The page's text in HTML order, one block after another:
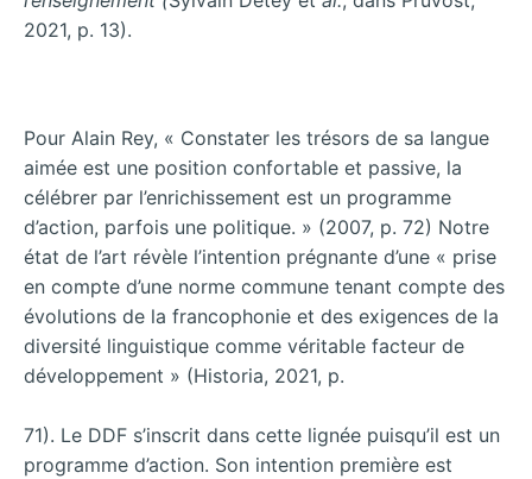
2021, p. 13).
Pour Alain Rey, « Constater les trésors de sa langue
aimée est une position confortable et passive, la
célébrer par l’enrichissement est un programme
d’action, parfois une politique. » (2007, p. 72) Notre
état de l’art révèle l’intention prégnante d’une « prise
en compte d’une norme commune tenant compte des
évolutions de la francophonie et des exigences de la
diversité linguistique comme véritable facteur de
développement » (Historia, 2021, p.
71). Le DDF s’inscrit dans cette lignée puisqu’il est un
programme d’action. Son intention première est